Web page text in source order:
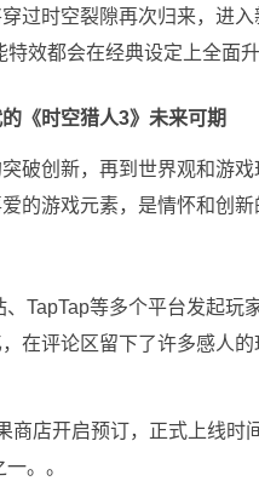
过时空裂隙再次归来，进
效都会在经典设定上全面
《时空猎人3》未来可期
破创新，再到世界观和游
的游戏元素，是情怀和创
TapTap等多个平台发起玩
在评论区留下了许多感人
商店开启预订，正式上线时
。。